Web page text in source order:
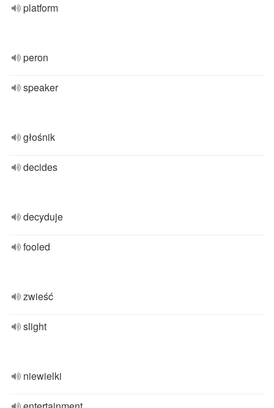
platform
peron
speaker
głośnik
decides
decyduje
fooled
zwieść
slight
niewielki